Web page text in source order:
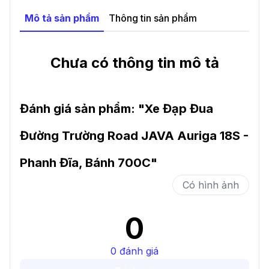
Tân, TP. Hồ Chí Minh - Nay 122 Tên Lửa, Phường
An Lạc, TP. Hồ Chí Minh
14/1A Tô Ký, Xã Thới Tam Thôn, Huyện Hóc Môn,
Vietnam.
Mô tả sản phẩm Thông tin sản phẩm
Chưa có thông tin mô tả
Đánh giá sản phẩm: "Xe Đạp Đua
Đường Trường Road JAVA Auriga 18S -
Phanh Đĩa, Bánh 700C"
Có hình ảnh
0
0 đánh giá